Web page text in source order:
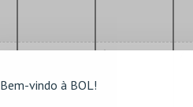
Bem-vindo à BOL!
5 6 7